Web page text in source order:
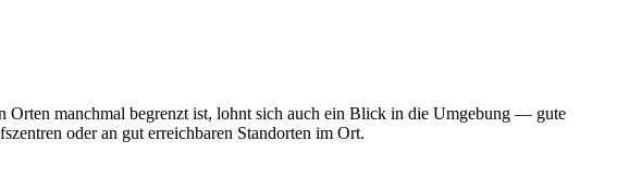
Orten manchmal begrenzt ist, lohnt sich auch ein Blick in die Umgebung — gute
oder an gut erreichbaren Standorten im Ort.